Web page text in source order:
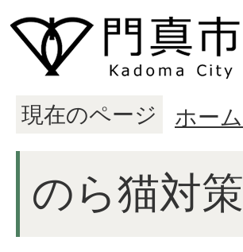
現在のページ ホーム
のら猫対策